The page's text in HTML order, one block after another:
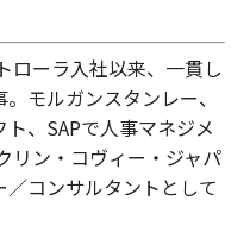
ーラ入社以来、一貫し
モルガンスタンレー、
、SAPで人事マネジメ
リン・コヴィー・ジャパ
コンサルタントとして